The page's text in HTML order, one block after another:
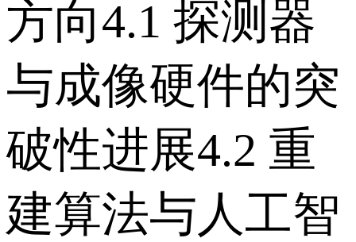
方向 4.1 探测器
与成像硬件的突
破性进展 4.2 重
建算法与人工智